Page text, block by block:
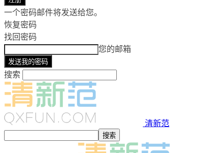
一个密码邮件将发送给您。
恢复密码
找回密码
您的邮箱
搜索
清新范